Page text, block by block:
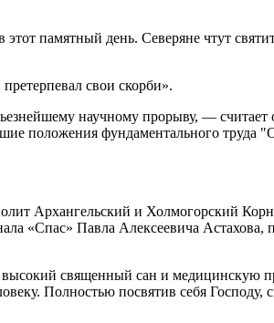
памятный день. Северяне чтут
свои скорби».
научному прорыву, —
положения фундаментального труда
Архангельский и Холмогорский
«Спас» Павла Алексеевича Астахова,
священный сан и медицинскую
Полностью посвятив себя Господу,